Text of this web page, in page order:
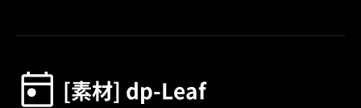
[素材] dp-Leaf